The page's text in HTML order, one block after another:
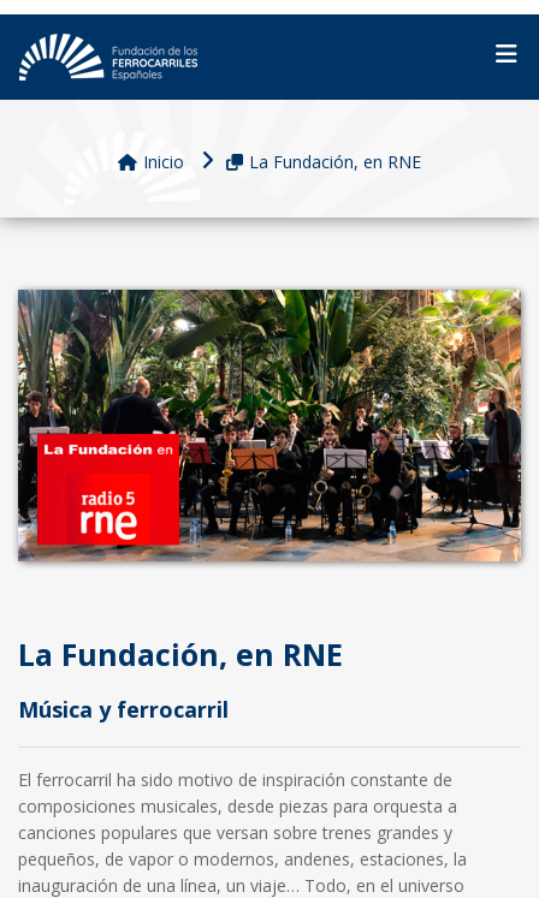
Inicio La Fundación, en RNE
La Fundación, en RNE
Música y ferrocarril
El ferrocarril ha sido motivo de inspiración constante de
composiciones musicales, desde piezas para orquesta a
canciones populares que versan sobre trenes grandes y
pequeños, de vapor o modernos, andenes, estaciones, la
inauguración de una línea, un viaje… Todo, en el universo